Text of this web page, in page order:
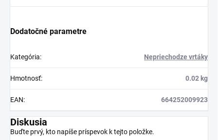
Dodatočné parametre
Kategória: Nepriechodze vrtáky
Hmotnosť: 0.02 kg
EAN: 664252009923
Diskusia
Buďte prvý, kto napíše príspevok k tejto položke.